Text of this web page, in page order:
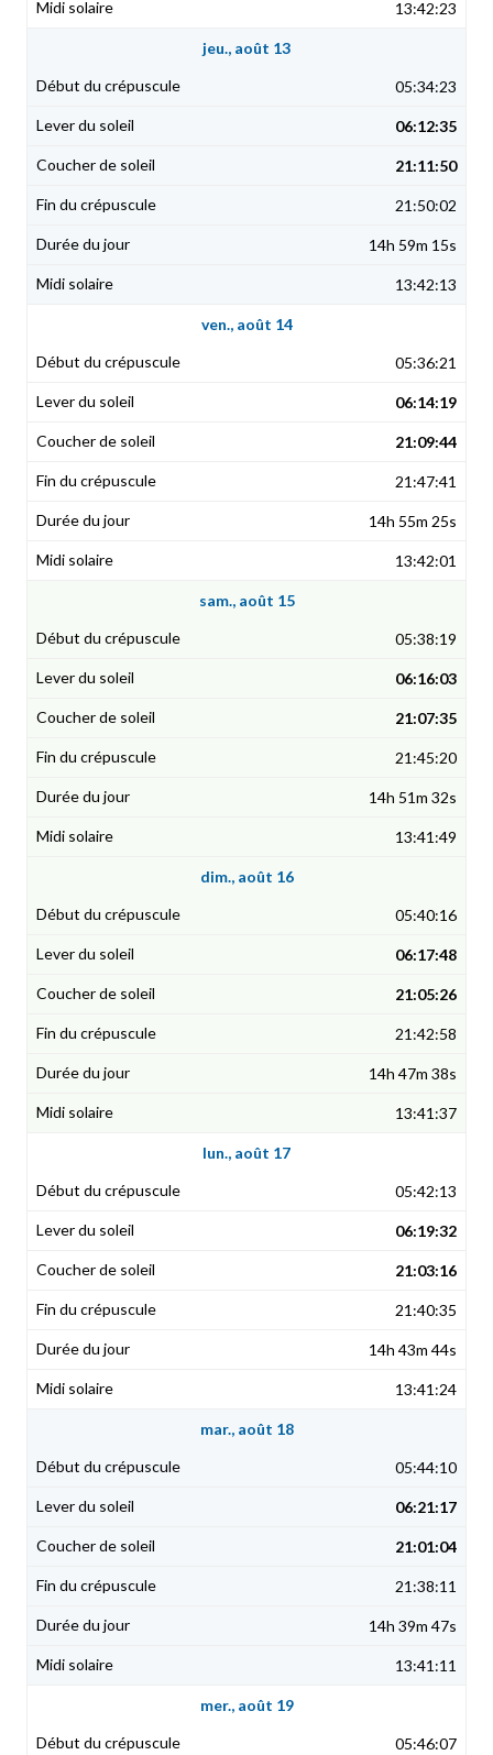
13:42:23
jeu., août 13
05:34:23
06:12:35
21:11:50
21:50:02
14h 59m 15s
13:42:13
ven., août 14
05:36:21
06:14:19
21:09:44
21:47:41
14h 55m 25s
13:42:01
sam., août 15
05:38:19
06:16:03
21:07:35
21:45:20
14h 51m 32s
13:41:49
dim., août 16
05:40:16
06:17:48
21:05:26
21:42:58
14h 47m 38s
13:41:37
lun., août 17
05:42:13
06:19:32
21:03:16
21:40:35
14h 43m 44s
13:41:24
mar., août 18
05:44:10
06:21:17
21:01:04
21:38:11
14h 39m 47s
13:41:11
mer., août 19
05:46:07